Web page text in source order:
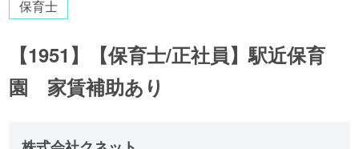
保育士
【1951】【保育士/正社員】駅近保育
園 家賃補助あり